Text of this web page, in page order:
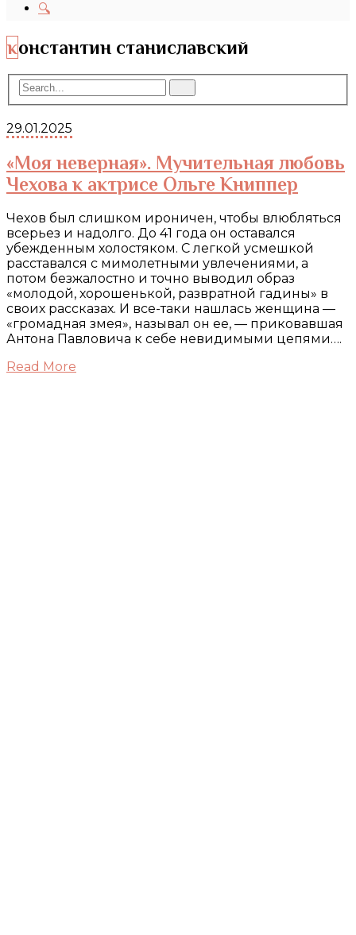
🔍
константин станиславский
29.01.2025
«Моя неверная». Мучительная любовь
Чехова к актрисе Ольге Книппер
Чехов был слишком ироничен, чтобы влюбляться
всерьез и надолго. До 41 года он оставался
убежденным холостяком. С легкой усмешкой
расставался с мимолетными увлечениями, а
потом безжалостно и точно выводил образ
«молодой, хорошенькой, развратной гадины» в
своих рассказах. И все-таки нашлась женщина —
«громадная змея», называл он ее, — приковавшая
Антона Павловича к себе невидимыми цепями….
Read More